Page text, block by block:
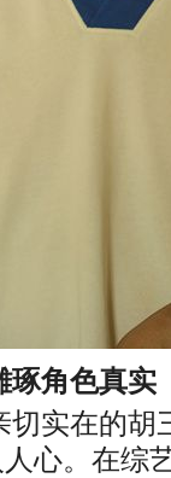
琢角色真实
实在的胡
心。在综